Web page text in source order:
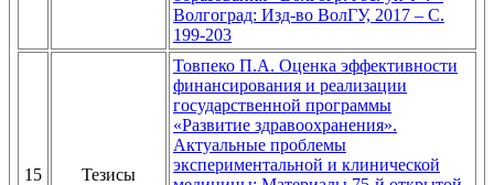
Волгоград: Изд-во ВолГУ, 2017 – С.
199-203
15 Тезисы
Товпеко П.А. Оценка эффективности
финансирования и реализации
государственной программы
«Развитие здравоохранения».
Актуальные проблемы
экспериментальной и клинической